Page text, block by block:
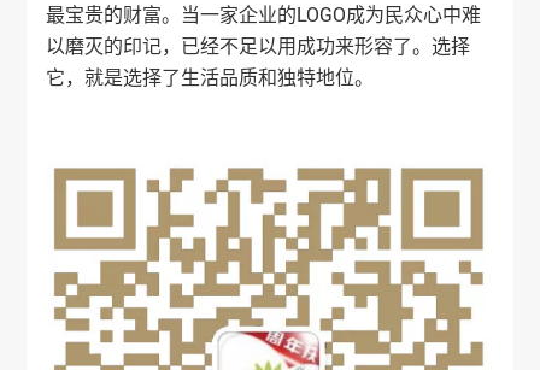
最宝贵的财富。当一家企业的LOGO成为民众心中难
以磨灭的印记，已经不足以用成功来形容了。选择
它，就是选择了生活品质和独特地位。